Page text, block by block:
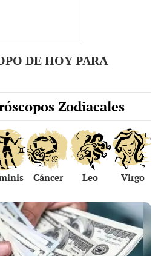
DE HOY PARA
Zodiacales
Cáncer Leo Virgo